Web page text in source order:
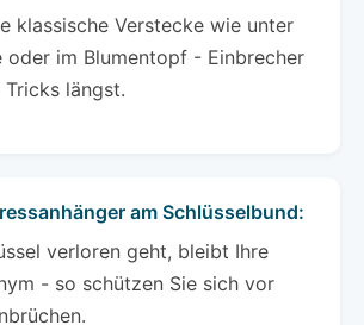
klassische Verstecke wie unter
oder im Blumentopf - Einbrecher
Tricks längst.
am Schlüsselbund:
verloren geht, bleibt Ihre
- so schützen Sie sich vor